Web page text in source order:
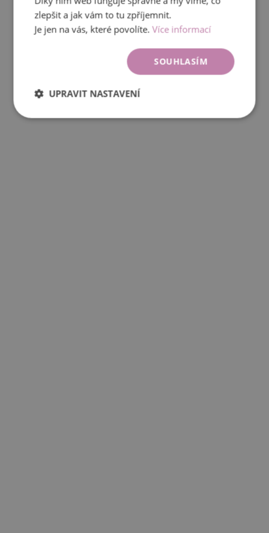
zlepšit a jak vám to tu zpříjemnit.
Je jen na vás, které povolíte.Více informací
SOUHLASÍM
UPRAVIT NASTAVENÍ